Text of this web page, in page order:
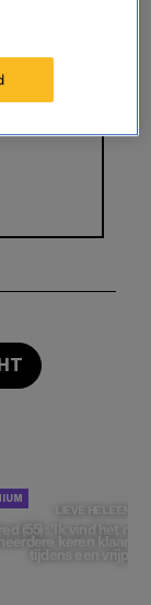
LIEVE HELEEN
(55): 'Ik vind het
meerdere keren klaar te
tijdens een